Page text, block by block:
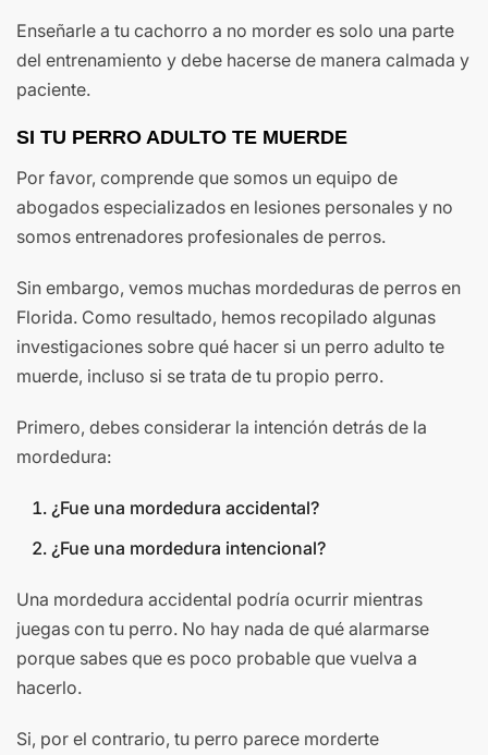
Enseñarle a tu cachorro a no morder es solo una parte
del entrenamiento y debe hacerse de manera calmada y
paciente.
SI TU PERRO ADULTO TE MUERDE
Por favor, comprende que somos un equipo de
abogados especializados en lesiones personales y no
somos entrenadores profesionales de perros.
Sin embargo, vemos muchas mordeduras de perros en
Florida. Como resultado, hemos recopilado algunas
investigaciones sobre qué hacer si un perro adulto te
muerde, incluso si se trata de tu propio perro.
Primero, debes considerar la intención detrás de la
mordedura:
¿Fue una mordedura accidental?
¿Fue una mordedura intencional?
Una mordedura accidental podría ocurrir mientras
juegas con tu perro. No hay nada de qué alarmarse
porque sabes que es poco probable que vuelva a
hacerlo.
Si, por el contrario, tu perro parece morderte